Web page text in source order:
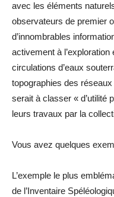
avec les éléments
observateurs de premier
d’innombrables
activement à l’exploration
circulations d’eaux
topographies des
serait à classer « d’utilité
leurs travaux par la
Vous avez quelques
L’exemple le plus
de l’Inventaire